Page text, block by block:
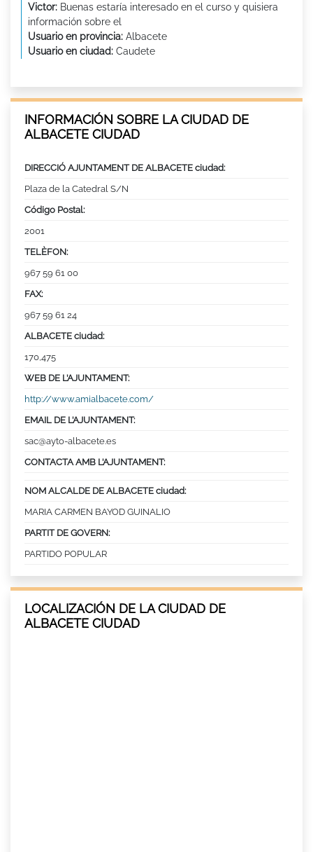
Victor: Buenas estaría interesado en el curso y quisiera
información sobre el
Usuario en provincia: Albacete
Usuario en ciudad: Caudete
INFORMACIÓN SOBRE LA CIUDAD DE
ALBACETE CIUDAD
DIRECCIÓ AJUNTAMENT DE ALBACETE ciudad:
Plaza de la Catedral S/N
Código Postal:
2001
TELÈFON:
967 59 61 00
FAX:
967 59 61 24
ALBACETE ciudad:
170,475
WEB DE L’AJUNTAMENT:
http://www.amialbacete.com/
EMAIL DE L’AJUNTAMENT:
sac@ayto-albacete.es
CONTACTA AMB L’AJUNTAMENT:
NOM ALCALDE DE ALBACETE ciudad:
MARIA CARMEN BAYOD GUINALIO
PARTIT DE GOVERN:
PARTIDO POPULAR
LOCALIZACIÓN DE LA CIUDAD DE
ALBACETE CIUDAD